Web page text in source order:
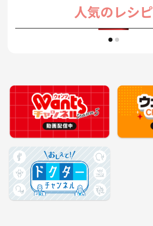
人気のレシピ